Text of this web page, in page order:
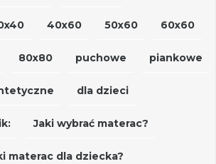
40x60 50x60 60x60
80x80 puchowe piankowe
dla dzieci
Jaki wybrać materac?
materac dla dziecka?